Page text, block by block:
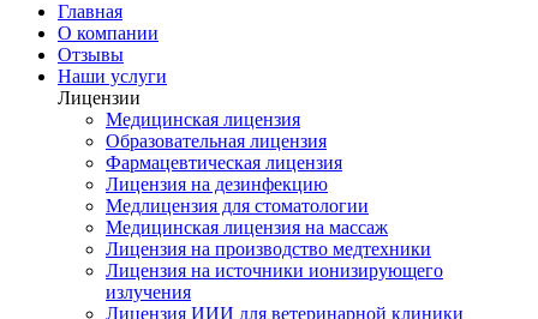
Главная
О компании
Отзывы
Наши услуги
Лицензии
Медицинская лицензия
Образовательная лицензия
Фармацевтическая лицензия
Лицензия на дезинфекцию
Медлицензия для стоматологии
Медицинская лицензия на массаж
Лицензия на производство медтехники
Лицензия на источники ионизирующего
излучения
Лицензия ИИИ для ветеринарной клиники